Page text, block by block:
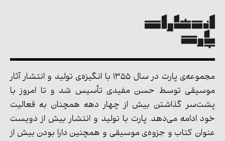
مجموعه‌ی پارت در سال 1355 با انگیزه‌ی تولید و انتشار آثار
موسیقی توسط حسن مفیدی تأسیس شد و تا امروز با
پشت‌سر گذاشتن بیش از چهار دهه همچنان به فعالیت
خود ادامه می‌دهد. پارت با تولید و انتشار بیش از دویست
عنوان کتاب و جزوه‌ی موسیقی و همچنین دارا بودن بیش از